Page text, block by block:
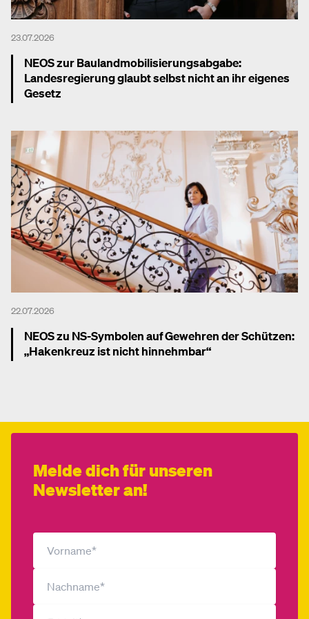
23.07.2026
NEOS zur Baulandmobilisierungsabgabe:
Landesregierung glaubt selbst nicht an ihr eigenes
Gesetz
22.07.2026
NEOS zu NS-Symbolen auf Gewehren der Schützen:
„Hakenkreuz ist nicht hinnehmbar“
Melde dich für unseren
Newsletter an!